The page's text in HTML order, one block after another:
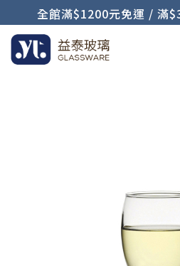
全館滿$1200元免運 / 滿